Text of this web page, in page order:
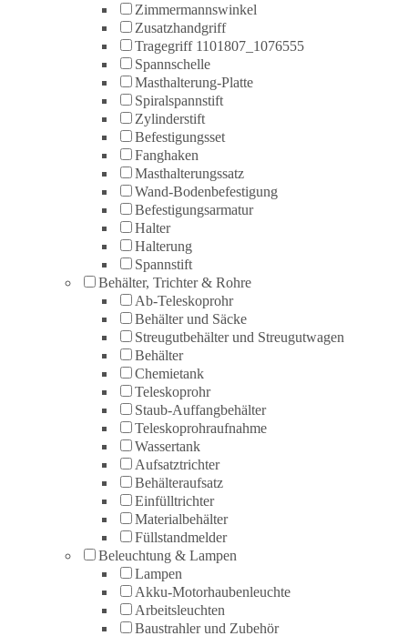
Zimmermannswinkel
Zusatzhandgriff
Tragegriff 1101807_1076555
Spannschelle
Masthalterung-Platte
Spiralspannstift
Zylinderstift
Befestigungsset
Fanghaken
Masthalterungssatz
Wand-Bodenbefestigung
Befestigungsarmatur
Halter
Halterung
Spannstift
Behälter, Trichter & Rohre
Ab-Teleskoprohr
Behälter und Säcke
Streugutbehälter und Streugutwagen
Behälter
Chemietank
Teleskoprohr
Staub-Auffangbehälter
Teleskoprohraufnahme
Wassertank
Aufsatztrichter
Behälteraufsatz
Einfülltrichter
Materialbehälter
Füllstandmelder
Beleuchtung & Lampen
Lampen
Akku-Motorhaubenleuchte
Arbeitsleuchten
Baustrahler und Zubehör